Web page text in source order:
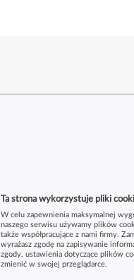
Ta strona wykorzystuje pliki
W celu zapewnienia maksymalnej
naszego serwisu używamy plików
także współpracujące z nami firmy.
wyrażasz zgodę na zapisywanie
zgody, ustawienia dotyczące plików
zmienić w swojej przeglądarce.